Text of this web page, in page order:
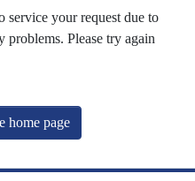
service your request due to
problems. Please try again
home page